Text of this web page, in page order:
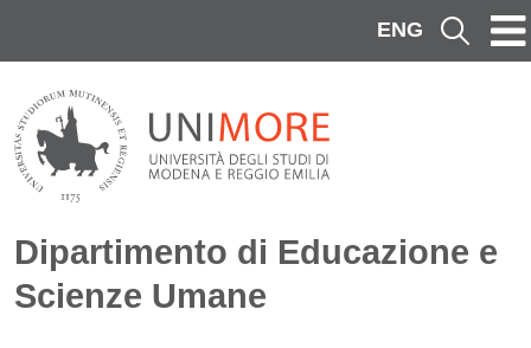
ENG Cerca
Dipartimento di Educazione e
Scienze Umane